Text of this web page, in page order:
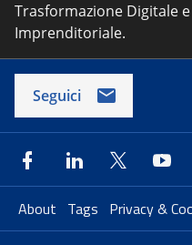
Trasformazione Digitale
Imprenditoriale.
Seguici
About Tags Privacy &